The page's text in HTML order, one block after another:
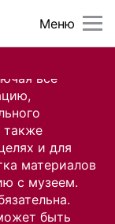
все
также
и для
материалов
с музеем.
быть
Меню